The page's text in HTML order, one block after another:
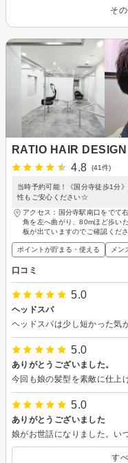
そ
RATIO HAIR DESIGN
4.8
(41件)
当時予約可能！《国分寺徒歩1分
性もご安心ください☆
アクセス：国分寺駅南口をでて
角を左へ曲がり、80mほど歩い
板が出ていますのでご確認くださ
ポイントが貯まる・使える メン
口コミ
5.0
ヘッドスパ
ヘッドスパは少し短かった気
5.0
ありがとうございました。
5.0
ありがとうございました
す